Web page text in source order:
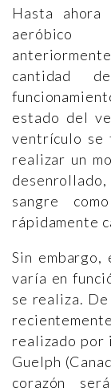
Hasta
aeróbico
cantidad
estado del
ventrículo se
realizar un
sangre
rápidamente
Sin
varía en
se realiza.
realizado por
Guelph
corazón